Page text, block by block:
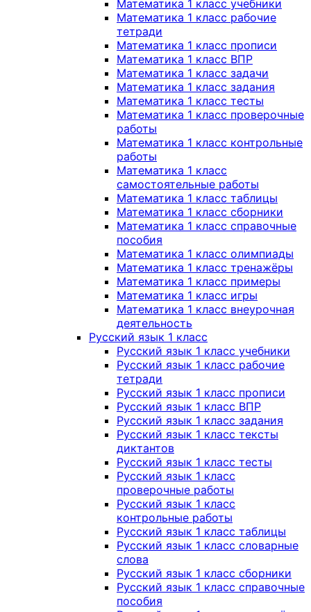
Математика 1 класс учебники
Математика 1 класс рабочие
тетради
Математика 1 класс прописи
Математика 1 класс ВПР
Математика 1 класс задачи
Математика 1 класс задания
Математика 1 класс тесты
Математика 1 класс проверочные
работы
Математика 1 класс контрольные
работы
Математика 1 класс
самостоятельные работы
Математика 1 класс таблицы
Математика 1 класс сборники
Математика 1 класс справочные
пособия
Математика 1 класс олимпиады
Математика 1 класс тренажёры
Математика 1 класс примеры
Математика 1 класс игры
Математика 1 класс внеурочная
деятельность
Русский язык 1 класс
Русский язык 1 класс учебники
Русский язык 1 класс рабочие
тетради
Русский язык 1 класс прописи
Русский язык 1 класс ВПР
Русский язык 1 класс задания
Русский язык 1 класс тексты
диктантов
Русский язык 1 класс тесты
Русский язык 1 класс
проверочные работы
Русский язык 1 класс
контрольные работы
Русский язык 1 класс таблицы
Русский язык 1 класс словарные
слова
Русский язык 1 класс сборники
Русский язык 1 класс справочные
пособия